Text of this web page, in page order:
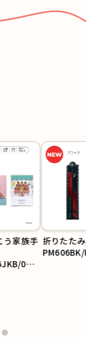
う家族手
016
折りたた